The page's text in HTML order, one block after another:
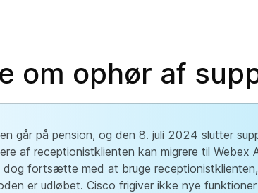
om ophør af
går på pension, og den 8. juli 2024 slutter
af receptionistklienten kan migrere til Webex
dog fortsætte med at bruge
er udløbet. Cisco frigiver ikke nye